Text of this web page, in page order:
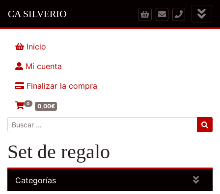
CA SILVERIO
Inicio
Mi cuenta
Finalizar la compra
0 0,00€
Buscar:
Set de regalo
Categorías